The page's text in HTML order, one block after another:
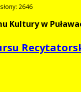
2646
Kultury w